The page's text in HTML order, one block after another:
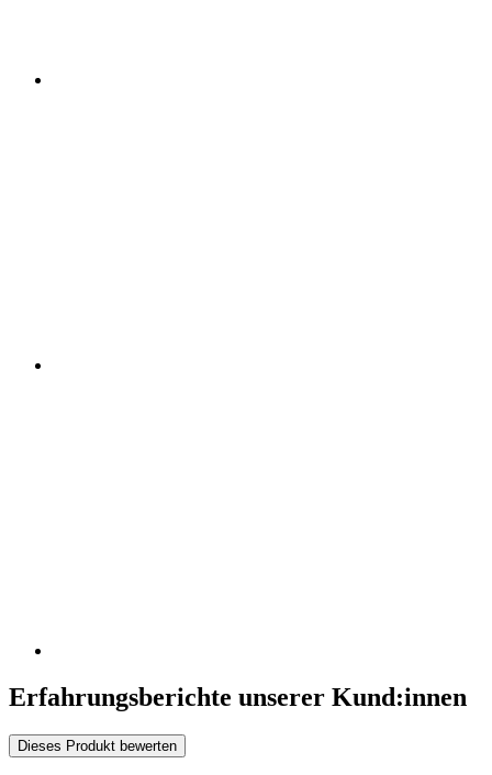
Erfahrungsberichte unserer Kund:innen
Dieses Produkt bewerten